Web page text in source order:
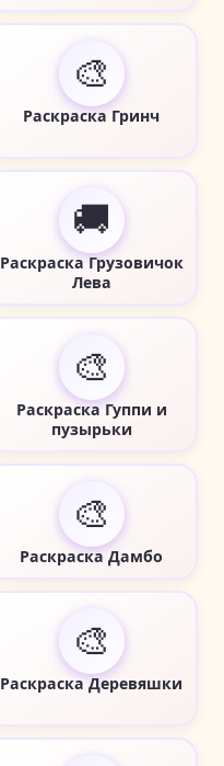
🎨
Раскраска Гринч
🚚
Раскраска Грузовичок
Лева
🎨
Раскраска Гуппи и
пузырьки
🎨
Раскраска Дамбо
🎨
Раскраска Деревяшки